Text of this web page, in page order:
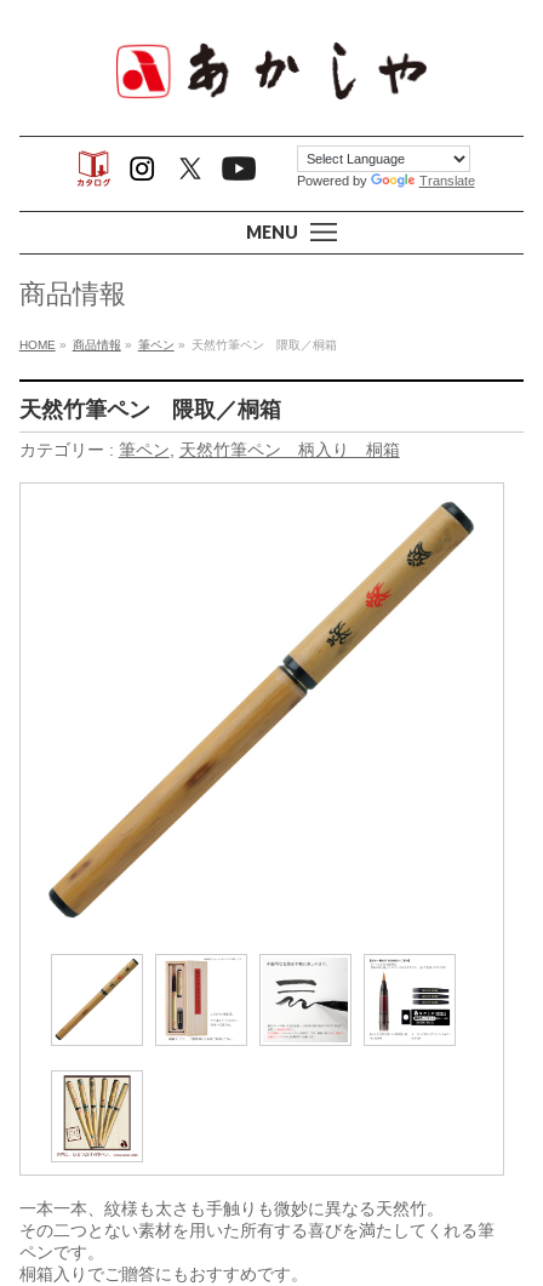
MENU
Powered by Translate
商品情報
HOME » 商品情報 » 筆ペン » 天然竹筆ペン 隈取／桐箱
天然竹筆ペン 隈取／桐箱
カテゴリー : 筆ペン 天然竹筆ペン 柄入り 桐箱
一本一本、紋様も太さも手触りも微妙に異なる天然竹。
その二つとない素材を用いた所有する喜びを満たしてくれる筆
ペンです。
桐箱入りでご贈答にもおすすめです。